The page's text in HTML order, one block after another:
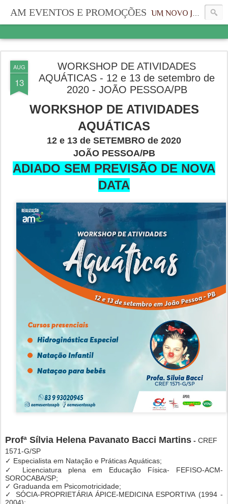
AM EVENTOS E PROMOÇÕES UM NOVO JEITO, UMA NOVA IDENTIDADE
AUG
13
WORKSHOP DE ATIVIDADES
AQUÁTICAS - 12 e 13 de setembro de
2020 - JOÃO PESSOA/PB
WORKSHOP DE ATIVIDADES
AQUÁTICAS
12 e 13 de SETEMBRO de 2020
JOÃO PESSOA/PB
ADIADO SEM PREVISÃO DE NOVA
DATA
Profª Sílvia Helena Pavanato Bacci Martins - CREF
1571-G/SP
✓ Especialista em Natação e Práticas Aquáticas;
✓ Licenciatura plena em Educação Física- FEFISO-ACM-
SOROCABA/SP;
✓ Graduanda em Psicomotricidade;
✓ SÓCIA-PROPRIETÁRIA ÁPICE-MEDICINA ESPORTIVA (1994 -